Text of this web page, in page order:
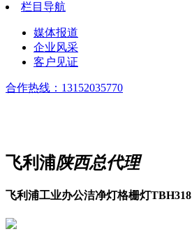
栏目导航
媒体报道
企业风采
客户见证
合作热线： 13152035770
飞利浦陕西总代理
飞利浦工业办公洁净灯格栅灯TBH318